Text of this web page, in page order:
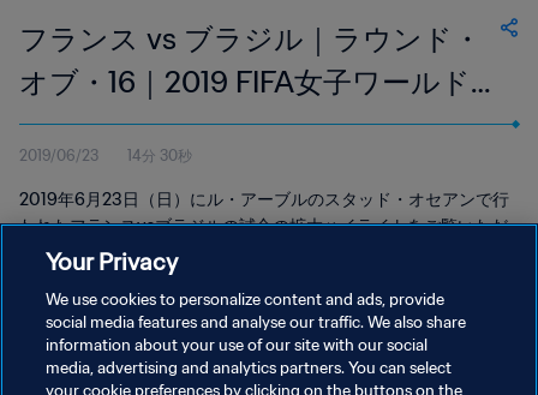
フランス vs ブラジル｜ラウンド・
オブ・16｜2019 FIFA女子ワールド
カップ・フランス｜エクステンデッ
ド・ハイライト
2019/06/23 14分 30秒
2019年6月23日（日）にル・アーブルのスタッド・オセアンで行
われたフランスvsブラジルの試合の拡大ハイライトをご覧いただ
けます。
Your Privacy
We use cookies to personalize content and ads, provide
social media features and analyse our traffic. We also share
information about your use of our site with our social
media, advertising and analytics partners. You can select
your cookie preferences by clicking on the buttons on the